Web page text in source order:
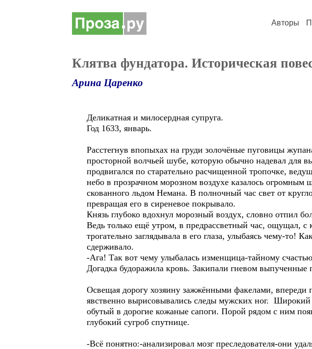
Авторы
Клятва фундатора. Историческая
Арина Царенко
Деликатная и милосердная супруга.
Год 1633, январь.
Расстегнув впопыхах на груди золочёные пуговицы
просторной волчьей шубе, которую обычно надевал для
продвигался по старательно расчищенной тропочке,
небо в прозрачном морозном воздухе казалось
скованного льдом Немана. В полночный час свет от
превращая его в сиреневое покрывало.
Князь глубоко вдохнул морозный воздух, словно отпил
Ведь только ещё утром, в предрассветный час, ощущал,
трогательно заглядывала в его глаза, улыбаясь чему-то!
сдерживало.
-Ага! Так вот чему улыбалась изменщица-тайному
Догадка будоражила кровь. Закипали гневом выпученные
Освещая дорогу хозяину зажжёнными факелами,
явственно вырисовывались следы мужских ног. Широкий
обутый в дорогие кожаные сапоги. Порой рядом с ним
глубокий сугроб спутнице.
-Всё понятно:-анализировал мозг преследователя-они